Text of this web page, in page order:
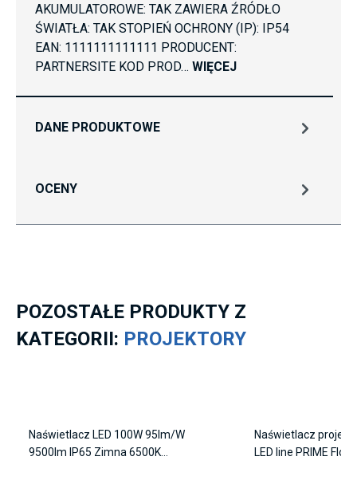
AKUMULATOROWE: TAK ZAWIERA ŹRÓDŁO
ŚWIATŁA: TAK STOPIEŃ OCHRONY (IP): IP54
EAN: 1111111111111 PRODUCENT:
PARTNERSITE KOD PROD… WIĘCEJ
DANE PRODUKTOWE
OCENY
POZOSTAŁE PRODUKTY Z
KATEGORII: PROJEKTORY
Naświetlacz LED 100W 95lm/W
9500lm IP65 Zimna 6500K
Naświetlacz
LED line PRIME